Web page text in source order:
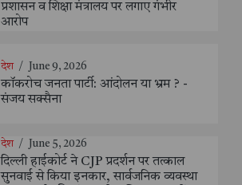
प्रशासन व शिक्षा मंत्रालय पर लगाए गंभीर
आरोप
देश / June 9, 2026
कॉकरोच जनता पार्टी: आंदोलन या भ्रम ? -
संजय सक्सैना
देश / June 5, 2026
दिल्ली हाईकोर्ट ने CJP प्रदर्शन पर तत्काल
सुनवाई से किया इनकार, सार्वजनिक व्यवस्था